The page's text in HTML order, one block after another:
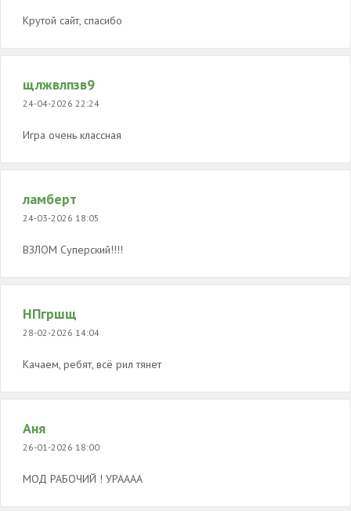
Крутой сайт, спасибо
щлжвлпзв9
24-04-2026 22:24
Игра очень классная
ламберт
24-03-2026 18:05
ВЗЛОМ Суперский!!!!
НПгршщ
28-02-2026 14:04
Качаем, ребят, всё рил тянет
Аня
26-01-2026 18:00
МОД РАБОЧИЙ ! УРАААА